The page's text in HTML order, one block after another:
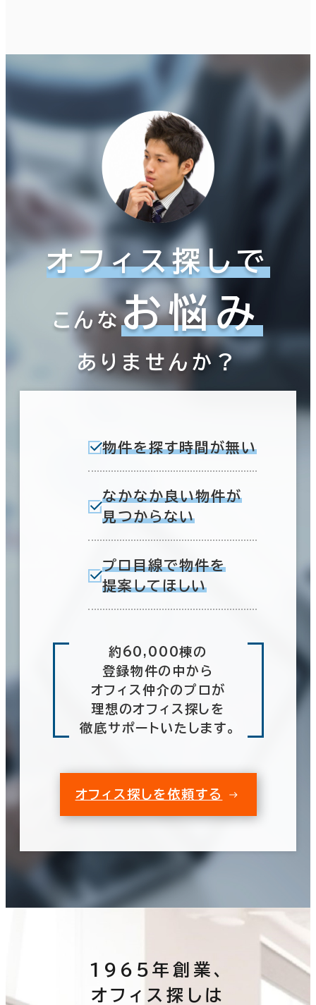
オフィス探しで
こんなお悩み
ありませんか？
物件を探す時間が無い
なかなか良い物件が
見つからない
プロ目線で物件を
提案してほしい
約60,000棟の
登録物件の中から
オフィス仲介のプロが
理想のオフィス探しを
徹底サポートいたします。
オフィス探しを依頼する
1965年創業、
オフィス探しは